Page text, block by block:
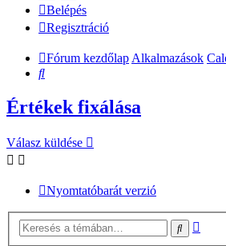
Belépés
Regisztráció
Fórum kezdőlap Alkalmazások
Keresés
Értékek fixálása
Válasz küldése
Nyomtatóbarát verzió
Keresés